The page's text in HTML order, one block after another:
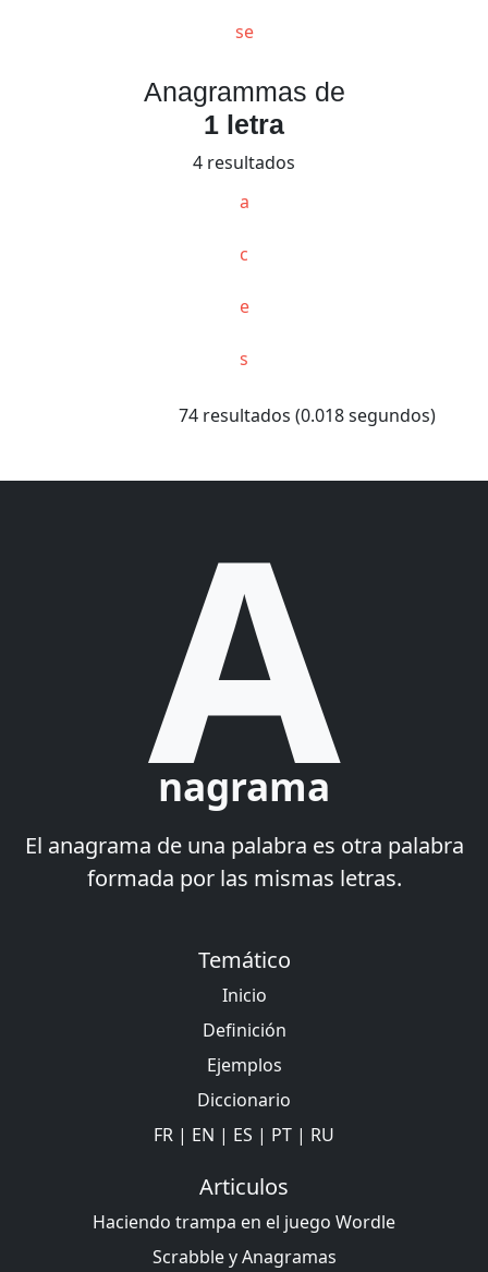
se
Anagrammas de
1 letra
4 resultados
a
c
e
s
74 resultados (0.018 segundos)
A
nagrama
El anagrama de una palabra es otra palabra
formada por las mismas letras.
Temático
Inicio
Definición
Ejemplos
Diccionario
FR | EN | ES | PT | RU
Articulos
Haciendo trampa en el juego Wordle
Scrabble y Anagramas